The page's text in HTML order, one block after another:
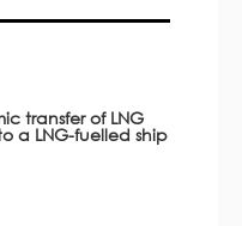
transfer of LNG
a LNG-fuelled ship